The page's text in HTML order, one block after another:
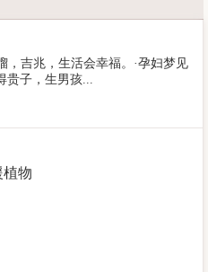
，吉兆，生活会幸福。·孕妇梦见
贵子，生男孩...
物